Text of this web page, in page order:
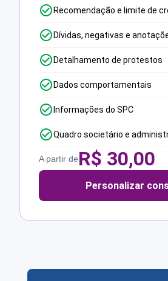
Recomendação e limite de
Dívidas, negativas e
Detalhamento de protestos
Dados comportamentais
Informações do SPC
Quadro societário e
A partir deR$ 30,00
Personalizar